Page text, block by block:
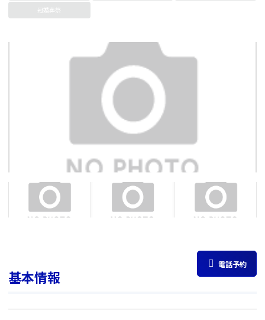
冠婚葬祭
電話予約
基本情報